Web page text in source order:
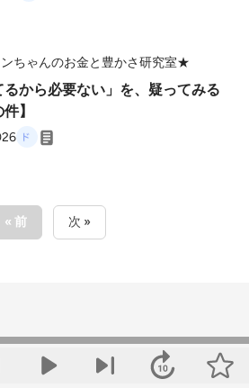
ンちゃんのお金と豊かさ研究室★
るから必要ない」を、疑ってみる
】
« 前 次 »